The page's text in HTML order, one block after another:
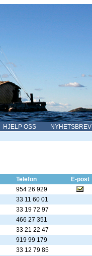
HJELP OSS NYHETSBREV
Telefon
E-post
954 26 929
33 11 60 01
33 19 72 97
466 27 351
33 21 22 47
919 99 179
33 12 79 85